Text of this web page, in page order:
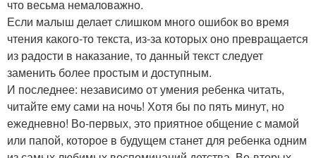
что весьма немаловажно.
Если малыш делает слишком много ошибок во время
чтения какого-то текста, из-за которых оно превращается
из радости в наказание, то данный текст следует
заменить более простым и доступным.
И последнее: независимо от умения ребенка читать,
читайте ему сами на ночь! Хотя бы по пять минут, но
ежедневно! Во-первых, это приятное общение с мамой
или папой, которое в будущем станет для ребенка одним